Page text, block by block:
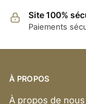
Site 100%
Paiements
À PROPOS
À propos de nous